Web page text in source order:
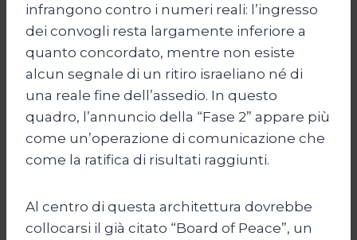
infrangono contro i numeri reali: l’ingresso
dei convogli resta largamente inferiore a
quanto concordato, mentre non esiste
alcun segnale di un ritiro israeliano né di
una reale fine dell’assedio. In questo
quadro, l’annuncio della “Fase 2” appare più
come un’operazione di comunicazione che
come la ratifica di risultati raggiunti.
Al centro di questa architettura dovrebbe
collocarsi il già citato “Board of Peace”, un